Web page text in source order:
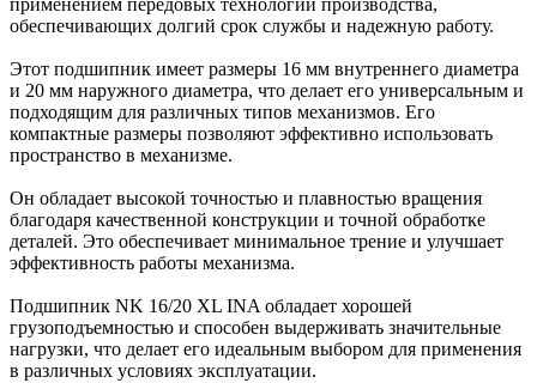
обеспечивающих долгий срок службы и надежную работу.
Этот подшипник имеет размеры 16 мм внутреннего диаметра
и 20 мм наружного диаметра, что делает его универсальным и
подходящим для различных типов механизмов. Его
компактные размеры позволяют эффективно использовать
пространство в механизме.
Он обладает высокой точностью и плавностью вращения
благодаря качественной конструкции и точной обработке
деталей. Это обеспечивает минимальное трение и улучшает
эффективность работы механизма.
Подшипник NK 16/20 XL INA обладает хорошей
грузоподъемностью и способен выдерживать значительные
нагрузки, что делает его идеальным выбором для применения
в различных условиях эксплуатации.